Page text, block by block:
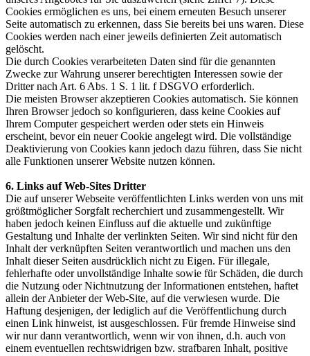
Cookies ermöglichen es uns, bei einem erneuten Besuch unserer
Seite automatisch zu erkennen, dass Sie bereits bei uns waren. Diese
Cookies werden nach einer jeweils definierten Zeit automatisch
gelöscht.
Die durch Cookies verarbeiteten Daten sind für die genannten
Zwecke zur Wahrung unserer berechtigten Interessen sowie der
Dritter nach Art. 6 Abs. 1 S. 1 lit. f DSGVO erforderlich.
Die meisten Browser akzeptieren Cookies automatisch. Sie können
Ihren Browser jedoch so konfigurieren, dass keine Cookies auf
Ihrem Computer gespeichert werden oder stets ein Hinweis
erscheint, bevor ein neuer Cookie angelegt wird. Die vollständige
Deaktivierung von Cookies kann jedoch dazu führen, dass Sie nicht
alle Funktionen unserer Website nutzen können.
6. Links auf Web-Sites Dritter
Die auf unserer Webseite veröffentlichten Links werden von uns mit
größtmöglicher Sorgfalt recherchiert und zusammengestellt. Wir
haben jedoch keinen Einfluss auf die aktuelle und zukünftige
Gestaltung und Inhalte der verlinkten Seiten. Wir sind nicht für den
Inhalt der verknüpften Seiten verantwortlich und machen uns den
Inhalt dieser Seiten ausdrücklich nicht zu Eigen. Für illegale,
fehlerhafte oder unvollständige Inhalte sowie für Schäden, die durch
die Nutzung oder Nichtnutzung der Informationen entstehen, haftet
allein der Anbieter der Web-Site, auf die verwiesen wurde. Die
Haftung desjenigen, der lediglich auf die Veröffentlichung durch
einen Link hinweist, ist ausgeschlossen. Für fremde Hinweise sind
wir nur dann verantwortlich, wenn wir von ihnen, d.h. auch von
einem eventuellen rechtswidrigen bzw. strafbaren Inhalt, positive